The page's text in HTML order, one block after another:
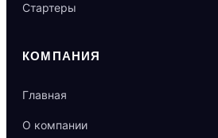
Стартеры
КОМПАНИЯ
Главная
О компании